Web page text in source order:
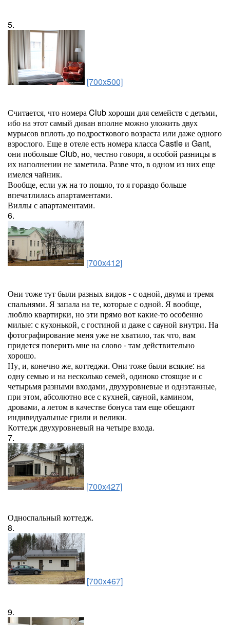
5.
[700x500]
Считается, что номера Club хороши для семейств с детьми,
ибо на этот самый диван вполне можно уложить двух
мурысов вплоть до подросткового возраста или даже одного
взрослого. Еще в отеле есть номера класса Castle и Gant,
они побольше Club, но, честно говоря, я особой разницы в
их наполнении не заметила. Разве что, в одном из них еще
имелся чайник.
Вообще, если уж на то пошло, то я гораздо больше
впечатлилась апартаментами.
Виллы с апартаментами.
6.
[700x412]
Они тоже тут были разных видов - с одной, двумя и тремя
спальнями. Я запала на те, которые с одной. Я вообще,
люблю квартирки, но эти прямо вот какие-то особенно
милые: с кухонькой, с гостиной и даже с сауной внутри. На
фотографирование меня уже не хватило, так что, вам
придется поверить мне на слово - там действительно
хорошо.
Ну, и, конечно же, коттеджи. Они тоже были всякие: на
одну семью и на несколько семей, одиноко стоящие и с
четырьмя разными входами, двухуровневые и однэтажные,
при этом, абсолютно все с кухней, сауной, камином,
дровами, а летом в качестве бонуса там еще обещают
индивидуальные грили и велики.
Коттедж двухуровневый на четыре входа.
7.
[700x427]
Односпальный коттедж.
8.
[700x467]
9.